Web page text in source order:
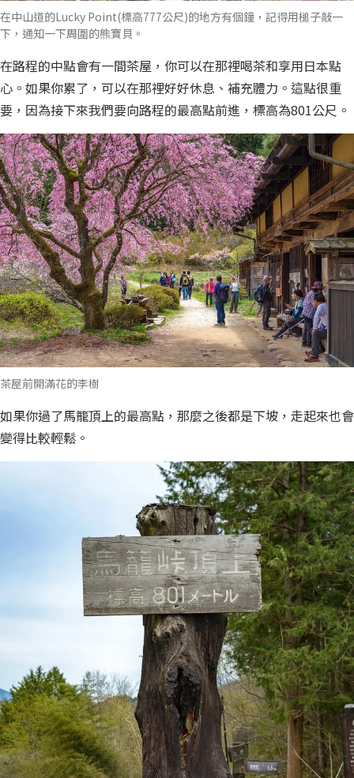
在中山道的Lucky Point(標高777公尺)的地方有個鐘，記得用槌子敲一
下，通知一下周圍的熊寶貝。
在路程的中點會有一間茶屋，你可以在那裡喝茶和享用日本點
心。如果你累了，可以在那裡好好休息、補充體力。這點很重
要，因為接下來我們要向路程的最高點前進，標高為801公尺。
茶屋前開滿花的李樹
如果你過了馬籠頂上的最高點，那麼之後都是下坡，走起來也會
變得比較輕鬆。